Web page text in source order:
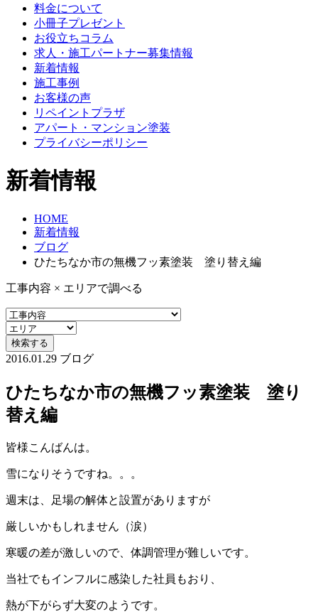
料金について
小冊子プレゼント
お役立ちコラム
求人・施工パートナー募集情報
新着情報
施工事例
お客様の声
リペイントプラザ
アパート・マンション塗装
プライバシーポリシー
新着情報
HOME
新着情報
ブログ
ひたちなか市の無機フッ素塗装 塗り替え編
工事内容 × エリアで調べる
2016.01.29 ブログ
ひたちなか市の無機フッ素塗装 塗り
替え編
皆様こんばんは。
雪になりそうですね。。。
週末は、足場の解体と設置がありますが
厳しいかもしれません（涙）
寒暖の差が激しいので、体調管理が難しいです。
当社でもインフルに感染した社員もおり、
熱が下がらず大変のようです。